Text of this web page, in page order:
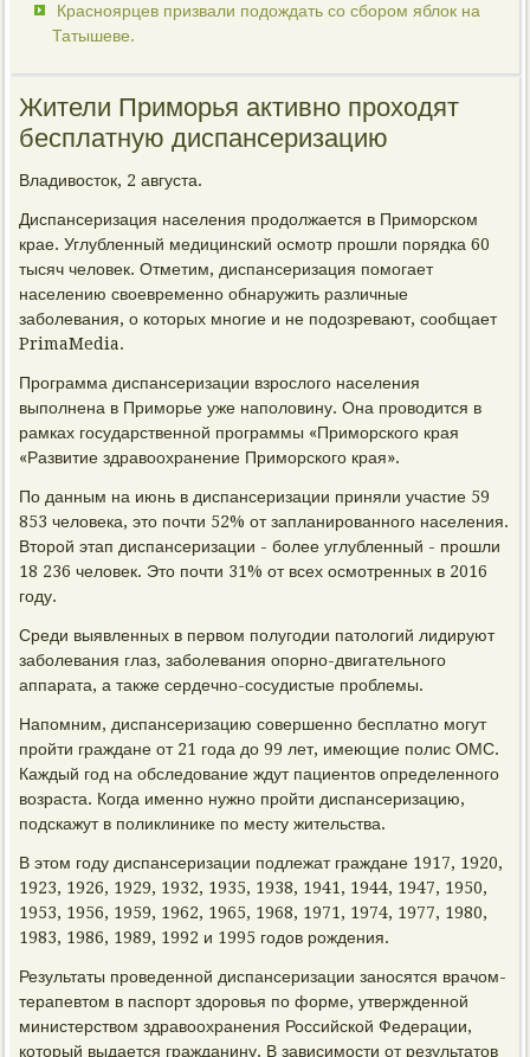
Красноярцев призвали подождать со сбором яблок на
Татышеве.
Жители Приморья активно проходят
бесплатную диспансеризацию
Владивосток, 2 августа.
Диспансеризация населения продолжается в Приморском
крае. Углубленный медицинский осмотр прошли порядка 60
тысяч человек. Отметим, диспансеризация помогает
населению своевременно обнаружить различные
заболевания, о которых многие и не подозревают, сообщает
PrimaMedia.
Программа диспансеризации взрослого населения
выполнена в Приморье уже наполовину. Она проводится в
рамках государственной программы «Приморского края
«Развитие здравоохранение Приморского края».
По данным на июнь в диспансеризации приняли участие 59
853 человека, это почти 52% от запланированного населения.
Второй этап диспансеризации - более углубленный - прошли
18 236 человек. Это почти 31% от всех осмотренных в 2016
году.
Среди выявленных в первом полугодии патологий лидируют
заболевания глаз, заболевания опорно-двигательного
аппарата, а также сердечно-сосудистые проблемы.
Напомним, диспансеризацию совершенно бесплатно могут
пройти граждане от 21 года до 99 лет, имеющие полис ОМС.
Каждый год на обследование ждут пациентов определенного
возраста. Когда именно нужно пройти диспансеризацию,
подскажут в поликлинике по месту жительства.
В этом году диспансеризации подлежат граждане 1917, 1920,
1923, 1926, 1929, 1932, 1935, 1938, 1941, 1944, 1947, 1950,
1953, 1956, 1959, 1962, 1965, 1968, 1971, 1974, 1977, 1980,
1983, 1986, 1989, 1992 и 1995 годов рождения.
Результаты проведенной диспансеризации заносятся врачом-
терапевтом в паспорт здоровья по форме, утвержденной
министерством здравоохранения Российской Федерации,
который выдается гражданину. В зависимости от результатов